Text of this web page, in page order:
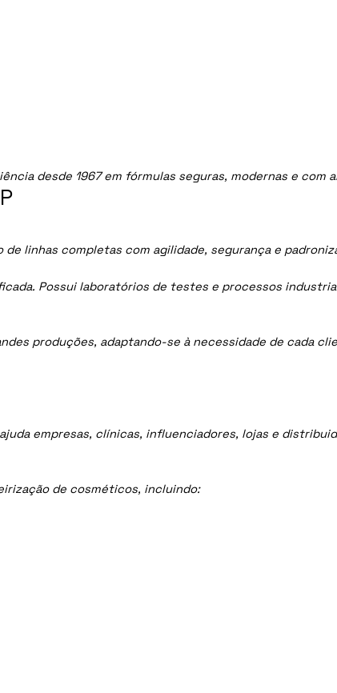
desde 1967 em fórmulas seguras, modernas e com
linhas completas com agilidade, segurança e
Possui laboratórios de testes e processos
produções, adaptando-se à necessidade de cada
empresas, clínicas, influenciadores, lojas e
de cosméticos, incluindo: